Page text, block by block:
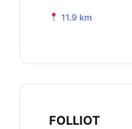
11.9 km
FOLLIOT